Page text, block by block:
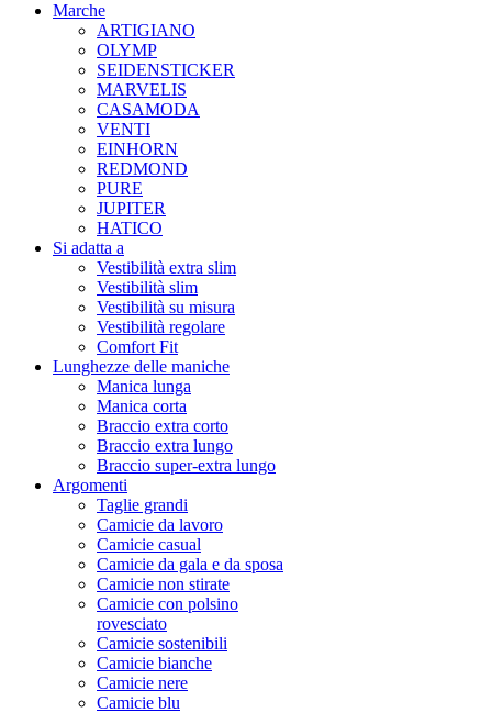
Marche
ARTIGIANO
OLYMP
SEIDENSTICKER
MARVELIS
CASAMODA
VENTI
EINHORN
REDMOND
PURE
JUPITER
HATICO
Si adatta a
Vestibilità extra slim
Vestibilità slim
Vestibilità su misura
Vestibilità regolare
Comfort Fit
Lunghezze delle maniche
Manica lunga
Manica corta
Braccio extra corto
Braccio extra lungo
Braccio super-extra lungo
Argomenti
Taglie grandi
Camicie da lavoro
Camicie casual
Camicie da gala e da sposa
Camicie non stirate
Camicie con polsino
rovesciato
Camicie sostenibili
Camicie bianche
Camicie nere
Camicie blu